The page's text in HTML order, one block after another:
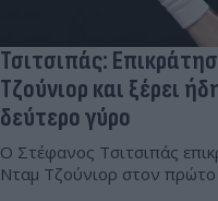
Τσιτσιπάς:
Τζούνιορ και ξέρει
δεύτερο γύρο
Ο Στέφανος Τσιτσιπάς
Νταμ Τζούνιορ στον